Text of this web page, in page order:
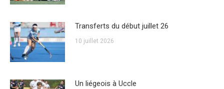
Transferts du début juillet 26
10 juillet 2026
Un liégeois à Uccle